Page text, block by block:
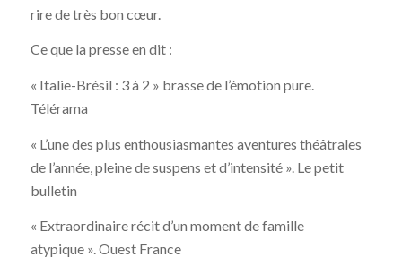
rire de très bon cœur.
Ce que la presse en dit :
« Italie-Brésil : 3 à 2 » brasse de l’émotion pure.
Télérama
« L’une des plus enthousiasmantes aventures théâtrales
de l’année, pleine de suspens et d’intensité ». Le petit
bulletin
« Extraordinaire récit d’un moment de famille
atypique ». Ouest France